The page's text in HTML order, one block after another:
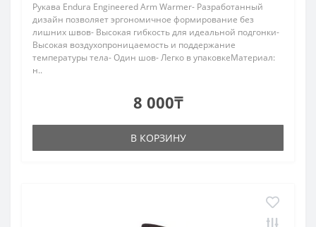
Рукава Endura Engineered Arm Warmer- Разработанный
дизайн позволяет эргономичное формирование без
лишних швов- Высокая гибкость для идеальной подгонки-
Высокая воздухопроницаемость и поддержание
температуры тела- Один шов- Легко в упаковкеМатериал:
н..
8 000₸
В КОРЗИНУ